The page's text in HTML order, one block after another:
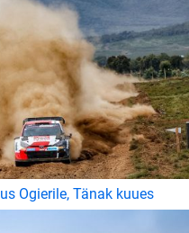
Ogierile, Tänak kuues